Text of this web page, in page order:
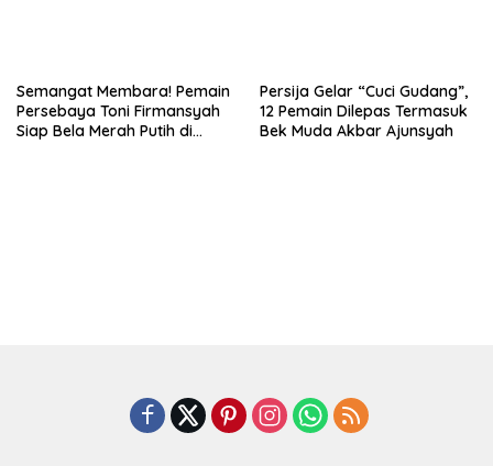
Semangat Membara! Pemain
Persebaya Toni Firmansyah
Siap Bela Merah Putih di
Persija Gelar “Cuci Gudang”,
12 Pemain Dilepas Termasuk
Bek Muda Akbar Ajunsyah